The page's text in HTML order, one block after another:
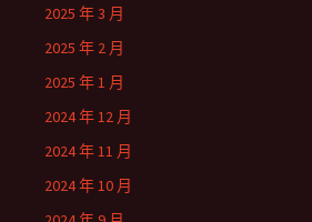
2025 年 3 月
2025 年 2 月
2025 年 1 月
2024 年 12 月
2024 年 11 月
2024 年 10 月